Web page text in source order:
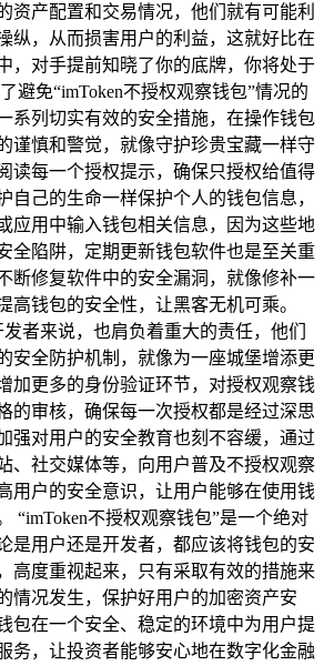
资产配置和交易情况，他们就有可能利
纵，从而损害用户的利益，这就好比在
，对手提前知晓了你的底牌，你将处于
避免“imToken不授权观察钱包”情况的
系列切实有效的安全措施，在操作钱包
谨慎和警觉，就像守护珍贵宝藏一样守
读每一个授权提示，确保只授权给值得
自己的生命一样保护个人的钱包信息，
应用中输入钱包相关信息，因为这些地
全陷阱，定期更新钱包软件也是至关重
断修复软件中的安全漏洞，就像修补一
高钱包的安全性，让黑客无机可乘。
者来说，也肩负着重大的责任，他们
安全防护机制，就像为一座城堡增添更
加更多的身份验证环节，对授权观察钱
的审核，确保每一次授权都是经过深思
强对用户的安全教育也刻不容缓，通过
、社交媒体等，向用户普及不授权观察
用户的安全意识，让用户能够在使用钱
“imToken不授权观察钱包”是一个绝对
是用户还是开发者，都应该将钱包的安
高度重视起来，只有采取有效的措施来
情况发生，保护好用户的加密资产安
包在一个安全、稳定的环境中为用户提
务，让投资者能够安心地在数字化金融